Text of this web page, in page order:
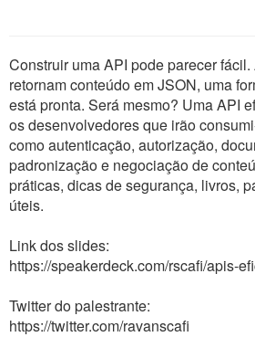
Construir uma API pode parecer
retornam conteúdo em JSON, uma
está pronta. Será mesmo? Uma API
os desenvolvedores que irão
como autenticação, autorização,
padronização e negociação de
práticas, dicas de segurança, livros,
úteis.
Link dos slides:
https://speakerdeck.com/rscafi/apis-
Twitter do palestrante:
https://twitter.com/ravanscafi